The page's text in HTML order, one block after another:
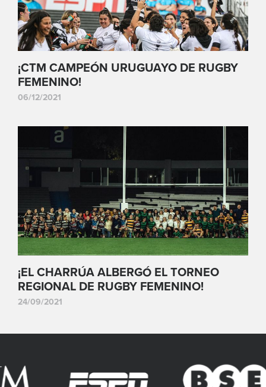
¡CTM CAMPEÓN URUGUAYO DE RUGBY
FEMENINO!
06/12/2021
¡EL CHARRÚA ALBERGÓ EL TORNEO
REGIONAL DE RUGBY FEMENINO!
24/09/2021